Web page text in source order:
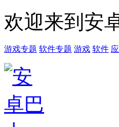
欢迎来到安
游戏专题 软件专题 游戏 软件